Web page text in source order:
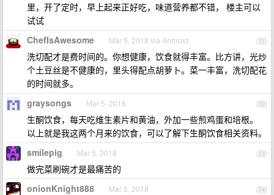
里，开了定时，早上起来正好吃，味道营养都不错， 楼主可以
试试
71
ChefIsAwesome Mar 5, 2018 via Android
洗切配才是费时间的。你想健康，饮食就得丰富。比方讲，光炒
个土豆丝是不健康的，里头得配点胡萝卜。菜一丰富，洗切配花
的时间就多。
72
graysongs Mar 5, 2018
生酮饮食，每天吃维生素片和黄油，外加一些煎鸡蛋和培根。
以上就是我这两个月来的饮食，可以了解下生酮饮食相关资料。
73
smilepig Mar 5, 2018
做完菜刷碗才是最痛苦的
74
onionKnight888 Mar 5, 2018